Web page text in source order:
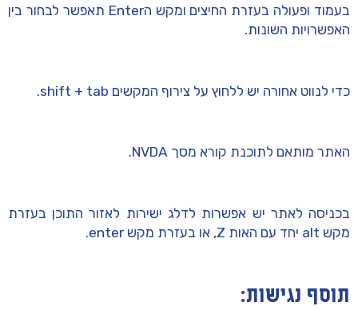
בעמוד ופעולה בעזרת החיצים ומקש הEnter תאפשר לבחור בין
האפשרויות השונות.
כדי לנווט אחורה יש ללחוץ על צירוף המקשים shift + tab.
האתר מותאם לתוכנת קורא מסך NVDA.
בכניסה לאתר יש אפשרות לדלג ישירות לאזור התוכן בעזרת
מקש alt יחד עם האות Z, או בעזרת מקש enter.
תוסף נגישות: